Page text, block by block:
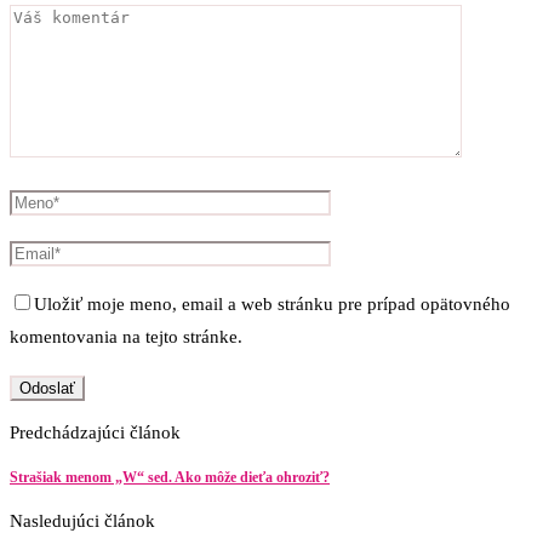
Uložiť moje meno, email a web stránku pre prípad opätovného
komentovania na tejto stránke.
Predchádzajúci článok
Strašiak menom „W“ sed. Ako môže dieťa ohroziť?
Nasledujúci článok